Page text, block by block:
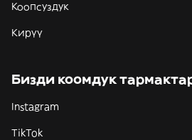
Коопсуздук
Кирүү
Бизди коомдук
Instagram
TikTok